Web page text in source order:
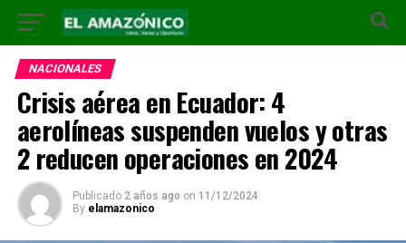
NACIONALES
Crisis aérea en Ecuador: 4
aerolíneas suspenden vuelos y otras
2 reducen operaciones en 2024
Publicado 2 años ago on 11/12/2024
By elamazonico